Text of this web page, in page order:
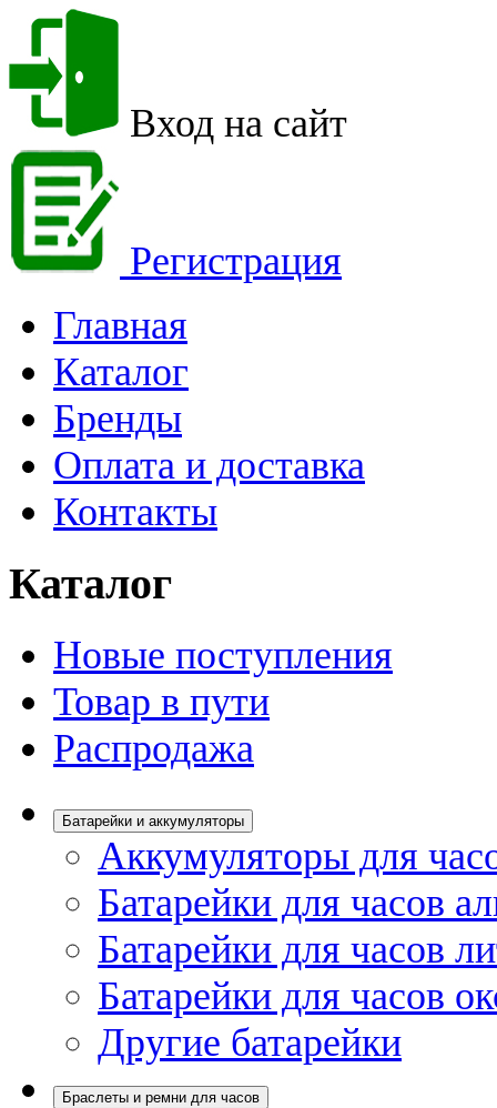
Вход на сайт
Регистрация
Главная
Каталог
Бренды
Оплата и доставка
Контакты
Каталог
Новые поступления
Товар в пути
Распродажа
Батарейки и аккумуляторы
Аккумуляторы для
Батарейки для часов
Батарейки для часов
Батарейки для часов
Другие батарейки
Браслеты и ремни для часов